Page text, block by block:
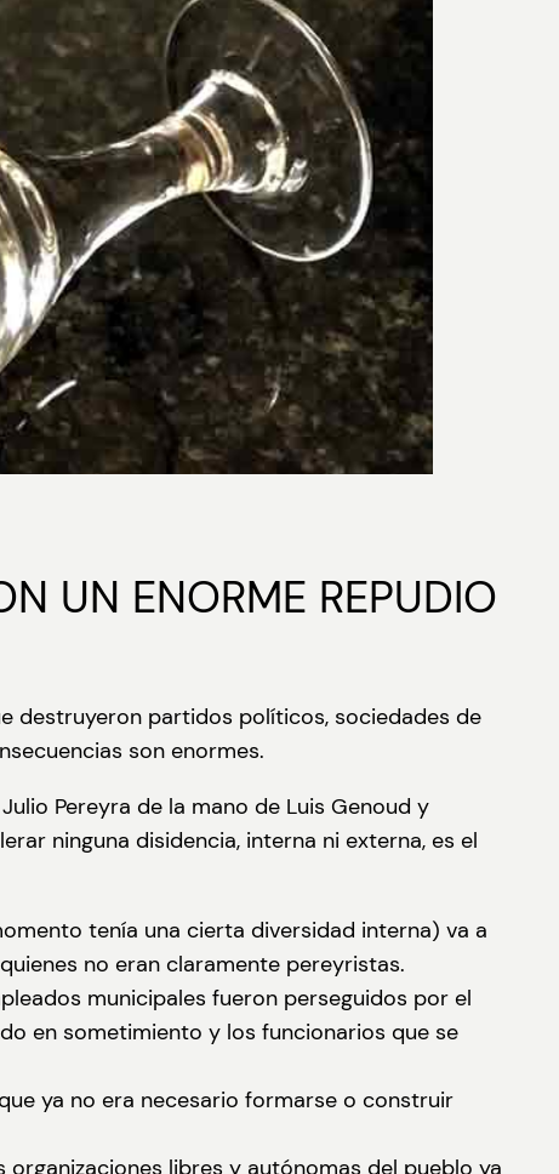
UN ENORME REPUDIO
destruyeron partidos políticos, sociedades de
son enormes.
Pereyra de la mano de Luis Genoud y
ninguna disidencia, interna ni externa, es el
tenía una cierta diversidad interna) va a
no eran claramente pereyristas.
municipales fueron perseguidos por el
en sometimiento y los funcionarios que se
ya no era necesario formarse o construir